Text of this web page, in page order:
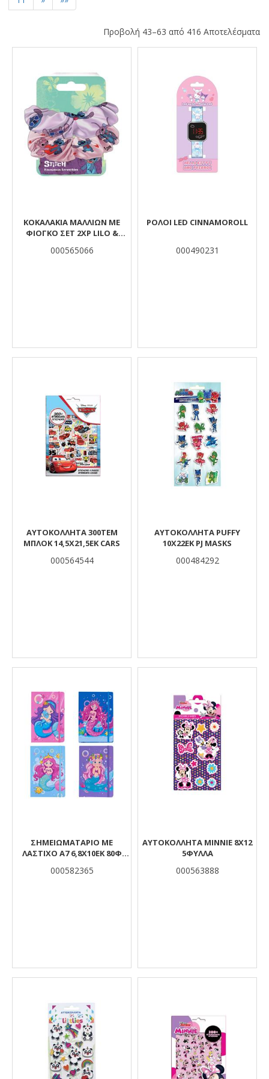
Προβολή 43–63 από 416 Αποτελέσματα
Αποτελέσματα
ΚΟΚΑΛΑΚΙΑ ΜΑΛΛΙΩΝ ΜΕ
ΦΙΟΓΚΟ ΣΕΤ 2ΧΡ LILO &
000565066
ΡΟΛΟΙ LED CIΝNAMOROLL
000490231
ΑΥΤΟΚΟΛΛΗΤΑ 300ΤΕΜ
ΜΠΛΟΚ 14,5Χ21,5ΕΚ CARS
000564544
ΑΥΤΟΚΟΛΛΗΤΑ PUFFY
10X22EK PJ MASKS
000484292
ΣΗΜΕΙΩΜΑΤΑΡΙΟ ΜΕ
ΛΑΣΤΙΧΟ Α7 6,8Χ10ΕΚ 80Φ
000582365
ΑΥΤΟΚΟΛΛΗΤA MINNIE 8X12
5ΦΥΛΛΑ
000563888